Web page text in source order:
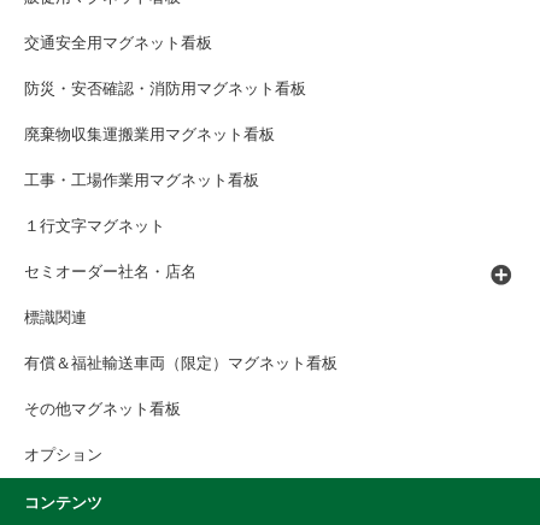
交通安全用マグネット看板
防災・安否確認・消防用マグネット看板
廃棄物収集運搬業用マグネット看板
工事・工場作業用マグネット看板
１行文字マグネット
セミオーダー社名・店名
標識関連
有償＆福祉輸送車両（限定）マグネット看板
その他マグネット看板
オプション
コンテンツ